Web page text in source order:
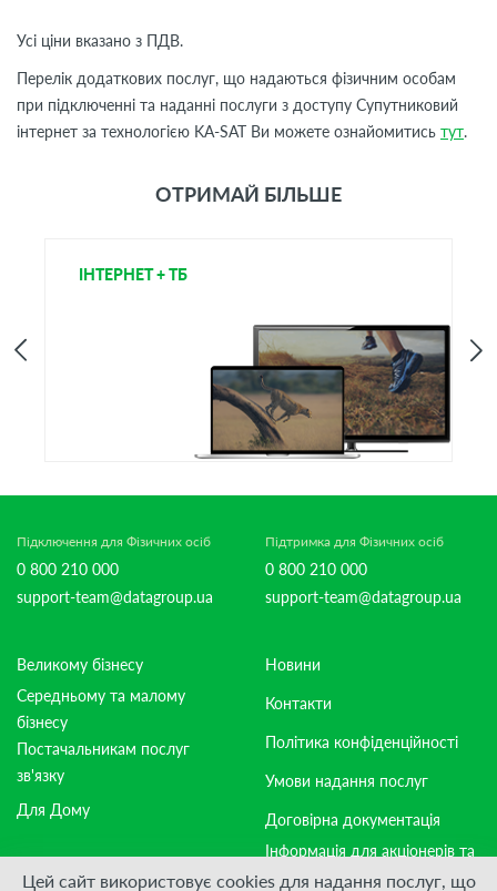
Усі ціни вказано з ПДВ.
Перелік додаткових послуг, що надаються фізичним особам
при підключенні та наданні послуги з доступу Супутниковий
інтернет за технологією KA-SAT Ви можете ознайомитись тут.
ОТРИМАЙ БІЛЬШЕ
ІНТЕРНЕТ + ТБ
Підключення для Фізичних осіб
0 800 210 000
support-team@datagroup.ua
Підтримка для Фізичних осіб
0 800 210 000
support-team@datagroup.ua
Великому бізнесу
Середньому та малому
бізнесу
Постачальникам послуг
зв'язку
Для Дому
Новини
Контакти
Політика конфіденційності
Умови надання послуг
Договірна документація
Інформація для акціонерів та
стейкхолдерів
Цей сайт використовує cookies для надання послуг, що